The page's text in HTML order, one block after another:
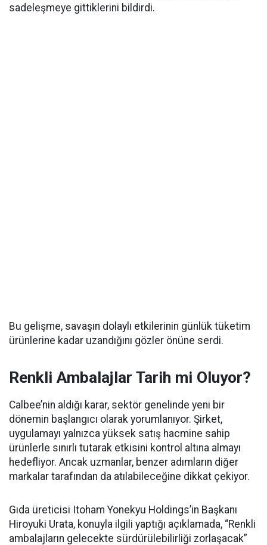
sadeleşmeye gittiklerini bildirdi.
Bu gelişme, savaşın dolaylı etkilerinin günlük tüketim
ürünlerine kadar uzandığını gözler önüne serdi.
Renkli Ambalajlar Tarih mi Oluyor?
Calbee’nin aldığı karar, sektör genelinde yeni bir
dönemin başlangıcı olarak yorumlanıyor. Şirket,
uygulamayı yalnızca yüksek satış hacmine sahip
ürünlerle sınırlı tutarak etkisini kontrol altına almayı
hedefliyor. Ancak uzmanlar, benzer adımların diğer
markalar tarafından da atılabileceğine dikkat çekiyor.
Gıda üreticisi Itoham Yonekyu Holdings’in Başkanı
Hiroyuki Urata, konuyla ilgili yaptığı açıklamada, “Renkli
ambalajların gelecekte sürdürülebilirliği zorlaşacak”